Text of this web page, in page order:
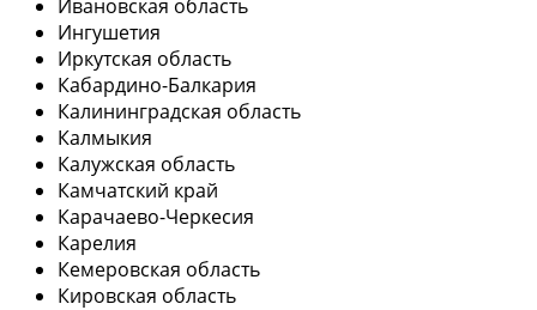
Ивановская область
Ингушетия
Иркутская область
Кабардино-Балкария
Калининградская область
Калмыкия
Калужская область
Камчатский край
Карачаево-Черкесия
Карелия
Кемеровская область
Кировская область